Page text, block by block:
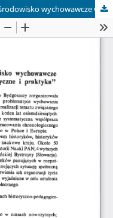
Konferencja naukowa „Rodzina jako środowisko wychowawcze w czasach nowożytnych — koncepcje teoretyczne i praktyka